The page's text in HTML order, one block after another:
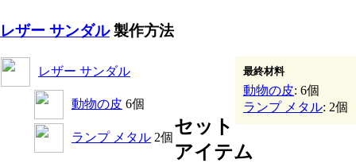
レザー サンダル製作方法
レザー サンダル
動物の皮 6個
ランプ メタル 2個
最終材料
動物の皮: 6個
ランプ メタル: 2個
セット
アイテム